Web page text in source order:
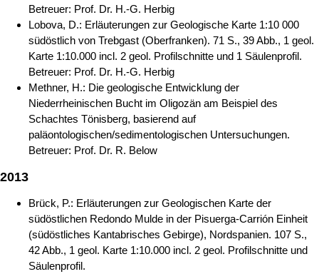
Betreuer: Prof. Dr. H.-G. Herbig
Lobova, D.: Erläuterungen zur Geologische Karte 1:10 000
südöstlich von Trebgast (Oberfranken). 71 S., 39 Abb., 1 geol.
Karte 1:10.000 incl. 2 geol. Profilschnitte und 1 Säulenprofil.
Betreuer: Prof. Dr. H.-G. Herbig
Methner, H.: Die geologische Entwicklung der
Niederrheinischen Bucht im Oligozän am Beispiel des
Schachtes Tönisberg, basierend auf
paläontologischen/sedimentologischen Untersuchungen.
Betreuer: Prof. Dr. R. Below
2013
Brück, P.: Erläuterungen zur Geologischen Karte der
südöstlichen Redondo Mulde in der Pisuerga-Carrión Einheit
(südöstliches Kantabrisches Gebirge), Nordspanien. 107 S.,
42 Abb., 1 geol. Karte 1:10.000 incl. 2 geol. Profilschnitte und
Säulenprofil.